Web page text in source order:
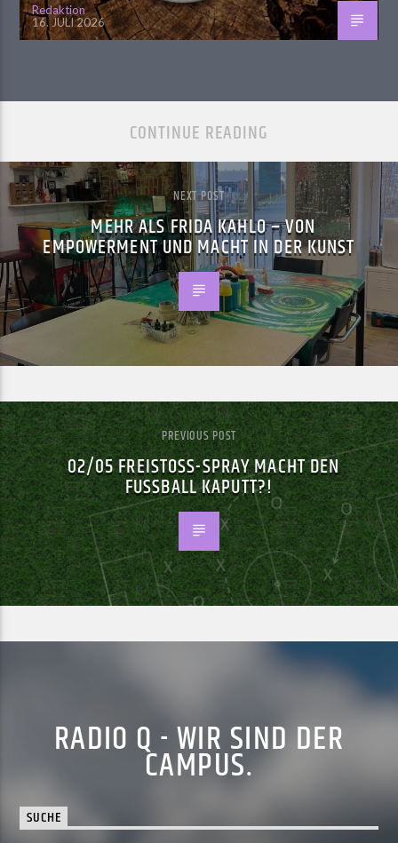
Redaktion
16. JULI 2026
CONTINUE READING
NEXT POST
MEHR ALS FRIDA KAHLO – VON
EMPOWERMENT UND MACHT IN DER KUNST
PREVIOUS POST
02/05 FREISTOSS-SPRAY MACHT DEN F
USSBALL KAPUTT?!
RADIO Q - WIR SIND DER
CAMPUS.
SUCHE